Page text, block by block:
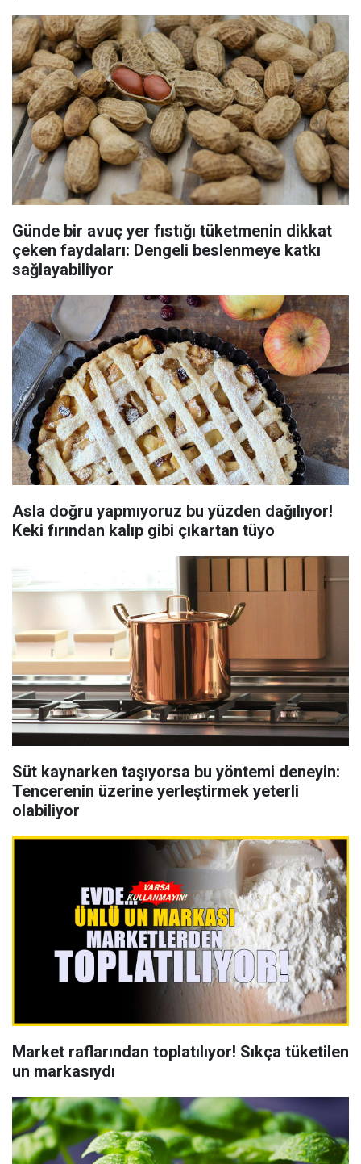
Günde bir avuç yer fıstığı tüketmenin dikkat
çeken faydaları: Dengeli beslenmeye katkı
sağlayabiliyor
Asla doğru yapmıyoruz bu yüzden dağılıyor!
Keki fırından kalıp gibi çıkartan tüyo
Süt kaynarken taşıyorsa bu yöntemi deneyin:
Tencerenin üzerine yerleştirmek yeterli
olabiliyor
Market raflarından toplatılıyor! Sıkça tüketilen
un markasıydı